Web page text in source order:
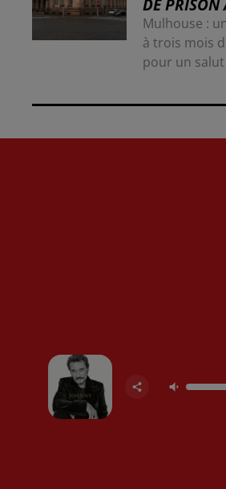
DE PRISON
Mulhouse :
à trois mois
pour un